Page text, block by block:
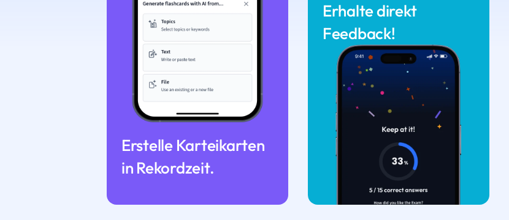
Erstelle Karteikarten
in Rekordzeit.
Erhalte direkt
Feedback!